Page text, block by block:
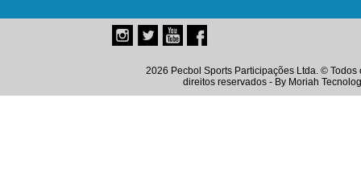
2026 Pecbol Sports Participações Ltda. © Todos
direitos reservados - By Moriah